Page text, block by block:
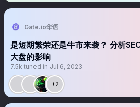
Gate.io华语
是短期繁荣还是牛市来袭？ 分析
大盘的影响
7.5k tuned in Jul 6, 2023
+2